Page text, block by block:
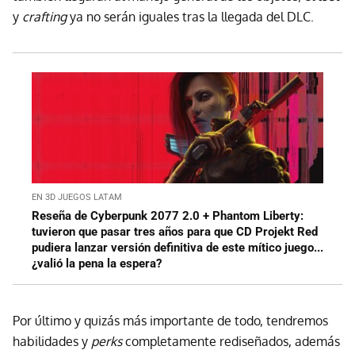
y craftingya no serán iguales tras la llegada del DLC.
EN 3D JUEGOS LATAM
Reseña de Cyberpunk 2077 2.0 + Phantom Liberty:
tuvieron que pasar tres años para que CD Projekt Red
pudiera lanzar versión definitiva de este mítico juego...
¿valió la pena la espera?
Por último y quizás más importante de todo, tendremos
habilidades y perkscompletamente rediseñados, además